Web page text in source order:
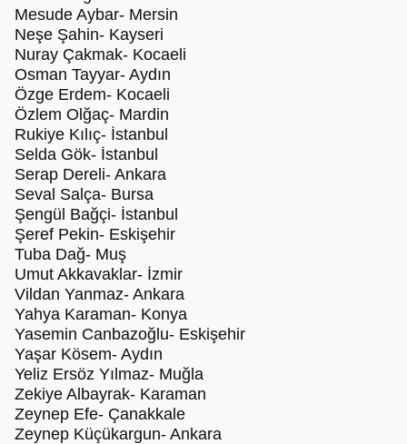
Mesude Aybar- Mersin
Neşe Şahin- Kayseri
Nuray Çakmak- Kocaeli
Osman Tayyar- Aydın
Özge Erdem- Kocaeli
Özlem Olğaç- Mardin
Rukiye Kılıç- İstanbul
Selda Gök- İstanbul
Serap Dereli- Ankara
Seval Salça- Bursa
Şengül Bağçi- İstanbul
Şeref Pekin- Eskişehir
Tuba Dağ- Muş
Umut Akkavaklar- İzmir
Vildan Yanmaz- Ankara
Yahya Karaman- Konya
Yasemin Canbazoğlu- Eskişehir
Yaşar Kösem- Aydın
Yeliz Ersöz Yılmaz- Muğla
Zekiye Albayrak- Karaman
Zeynep Efe- Çanakkale
Zeynep Küçükargun- Ankara